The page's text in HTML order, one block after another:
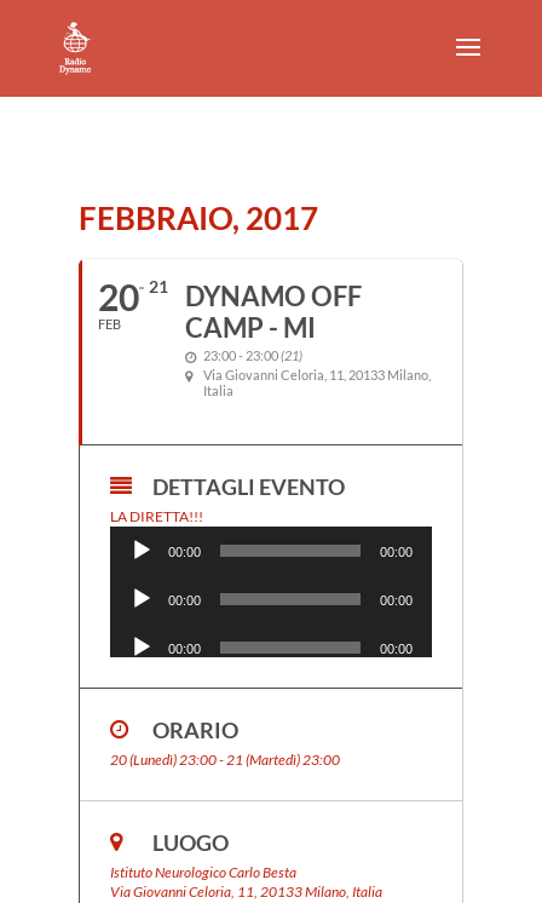
FEBBRAIO, 2017
20
FEB
21
DYNAMO OFF
CAMP - MI
23:00 - 23:00(21)
Via Giovanni Celoria, 11, 20133 Milano,
Italia
DETTAGLI EVENTO
LA DIRETTA!!!Audio
00:00 00:00
Player
00:00 00:00
Player
00:00 00:00
Audio
Player
ORARIO
20 (Lunedì) 23:00 - 21 (Martedì) 23:00
LUOGO
Istituto Neurologico Carlo Besta
Via Giovanni Celoria, 11, 20133 Milano, Italia